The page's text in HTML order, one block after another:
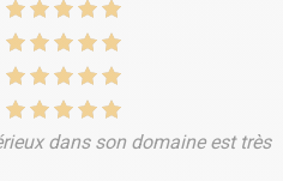
dans son domaine est très